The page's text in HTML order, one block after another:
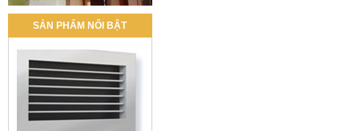
SẢN PHẨM NỔI BẬT